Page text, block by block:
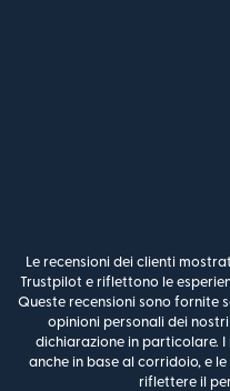
Le recensioni dei clienti
Trustpilot e riflettono le
Queste recensioni sono fornite
opinioni personali dei
dichiarazione in particolare.
anche in base al corridoio, e
riflettere il